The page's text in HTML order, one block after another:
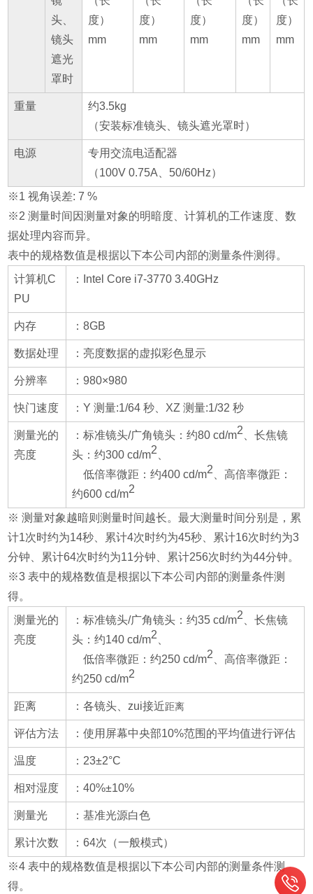
头、
镜头
遮光
罩时
度）
mm
度）
mm
度）
mm
度）
mm
度）
mm
重量
约3.5kg
（安装标准镜头、镜头遮光罩时）
电源
专用交流电适配器
（100V 0.75A、50/60Hz）
※1 视角误差: 7 %
※2 测量时间因测量对象的明暗度、计算机的工作速度、数
据处理内容而异。
表中的规格数值是根据以下本公司内部的测量条件测得。
计算机C
PU
：Intel Core i7-3770 3.40GHz
内存 ：8GB
数据处理 ：亮度数据的虚拟彩色显示
分辨率 ：980×980
快门速度 ：Y 测量:1/64 秒、XZ 测量:1/32 秒
测量光的
亮度
：标准镜头/广角镜头：约80 cd/m2 、长焦镜
头：约300 cd/m2
低倍率微距：约400 cd/m2 、高倍率微距：
约600 cd/m2
※ 测量对象越暗则测量时间越长。最大测量时间分别是，累
计1次时约为14秒、累计4次时约为45秒、累计16次时约为3
分钟、累计64次时约为11分钟、累计256次时约为44分钟。
※3 表中的规格数值是根据以下本公司内部的测量条件测
得。
测量光的
亮度
：标准镜头/广角镜头：约35 cd/m2 、长焦镜
头：约140 cd/m2
低倍率微距：约250 cd/m2 、高倍率微距：
约250 cd/m2
距离 ：各镜头、zui接近距离
评估方法 ：使用屏幕中央部10%范围的平均值进行评估
温度 ：23±2°C
相对湿度 ：40%±10%
测量光 ：基准光源白色
累计次数
：64次（一般模式）
※4 表中的规格数值是根据以下本公司内部的测量条件测
得。